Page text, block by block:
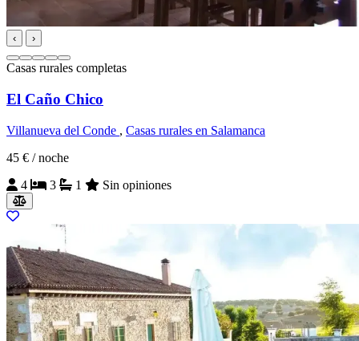
‹ ›
Casas rurales completas
El Caño Chico
Villanueva del Conde , Casas rurales en Salamanca
45 € / noche
4
3 1 Sin opiniones